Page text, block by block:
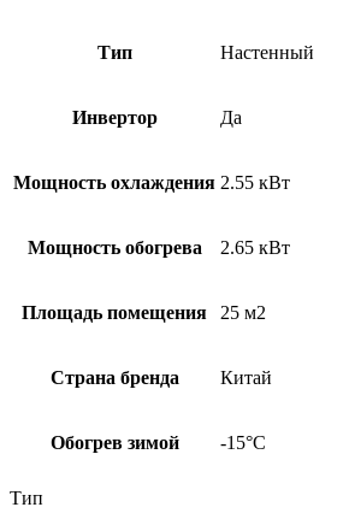
Тип Настенный
Инвертор Да
Мощность охлаждения 2.55 кВт
Мощность обогрева 2.65 кВт
Площадь помещения 25 м2
Страна бренда Китай
Обогрев зимой -15°С
Тип